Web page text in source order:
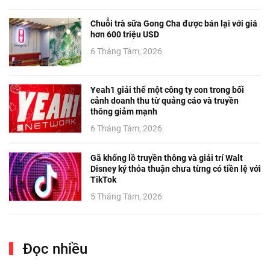
Chuỗi trà sữa Gong Cha được bán lại với giá
hơn 600 triệu USD
6 Tháng Tám, 2026
Yeah1 giải thể một công ty con trong bối
cảnh doanh thu từ quảng cáo và truyền
thông giảm mạnh
6 Tháng Tám, 2026
Gã khổng lồ truyền thông và giải trí Walt
Disney ký thỏa thuận chưa từng có tiền lệ với
TikTok
5 Tháng Tám, 2026
Đọc nhiều